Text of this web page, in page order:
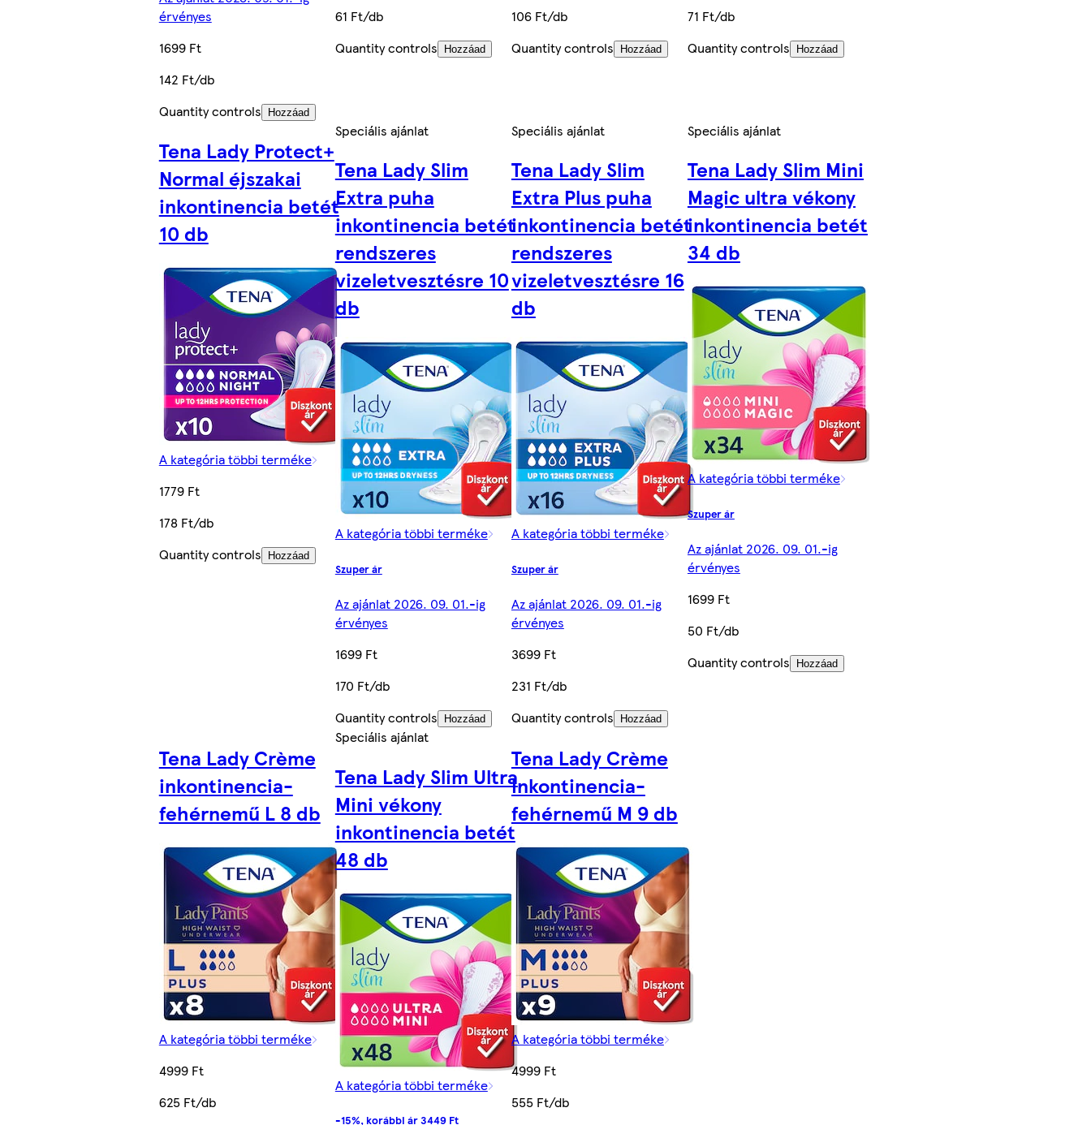
érvényes
1699 Ft
142 Ft/db
Quantity controls
Hozzáad
61 Ft/db
Quantity controls
Hozzáad
106 Ft/db
Quantity controls
Hozzáad
71 Ft/db
Quantity controls
Hozzáad
Tena Lady Protect+
Normal éjszakai
inkontinencia betét
10 db
A kategória többi terméke
1779 Ft
178 Ft/db
Quantity controls
Hozzáad
Speciális ajánlat
Tena Lady Slim
Extra puha
inkontinencia betét
rendszeres
vizeletvesztésre 10
db
A kategória többi terméke
Szuper ár
Az ajánlat 2026. 09. 01.-ig
érvényes
1699 Ft
170 Ft/db
Quantity controls
Hozzáad
Speciális ajánlat
Tena Lady Slim
Extra Plus puha
inkontinencia betét
rendszeres
vizeletvesztésre 16
db
A kategória többi terméke
Szuper ár
Az ajánlat 2026. 09. 01.-ig
érvényes
3699 Ft
231 Ft/db
Quantity controls
Hozzáad
Speciális ajánlat
Tena Lady Slim Mini
Magic ultra vékony
inkontinencia betét
34 db
A kategória többi terméke
Szuper ár
Az ajánlat 2026. 09. 01.-ig
érvényes
1699 Ft
50 Ft/db
Quantity controls
Hozzáad
Tena Lady Crème
inkontinencia-
fehérnemű L 8 db
A kategória többi terméke
4999 Ft
625 Ft/db
Speciális ajánlat
Tena Lady Slim Ultra
Mini vékony
inkontinencia betét
48 db
A kategória többi terméke
-15%, korábbi ár 3449 Ft
Tena Lady Crème
inkontinencia-
fehérnemű M 9 db
A kategória többi terméke
4999 Ft
555 Ft/db